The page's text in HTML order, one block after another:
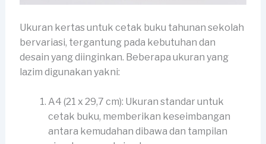
Ukuran kertas untuk cetak buku tahunan sekolah
bervariasi, tergantung pada kebutuhan dan
desain yang diinginkan. Beberapa ukuran yang
lazim digunakan yakni:
A4 (21 x 29,7 cm): Ukuran standar untuk
cetak buku, memberikan keseimbangan
antara kemudahan dibawa dan tampilan